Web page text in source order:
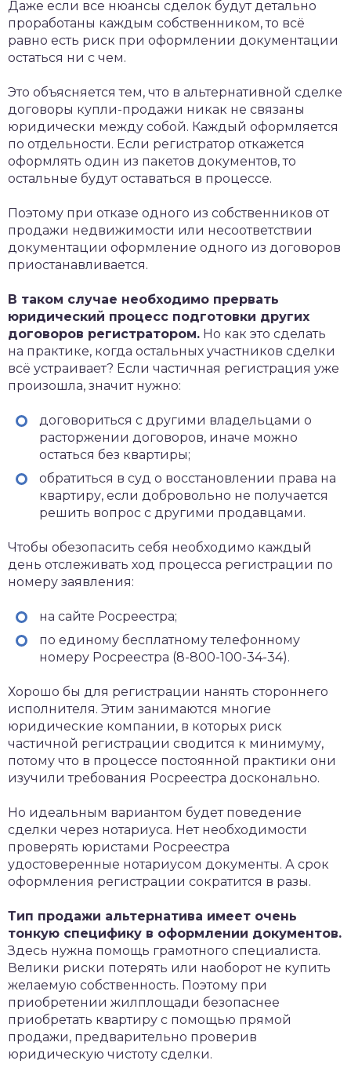
Даже если все нюансы сделок будут детально
проработаны каждым собственником, то всё
равно есть риск при оформлении документации
остаться ни с чем.
Это объясняется тем, что в альтернативной сделке
договоры купли-продажи никак не связаны
юридически между собой. Каждый оформляется
по отдельности. Если регистратор откажется
оформлять один из пакетов документов, то
остальные будут оставаться в процессе.
Поэтому при отказе одного из собственников от
продажи недвижимости или несоответствии
документации оформление одного из договоров
приостанавливается.
В таком случае необходимо прервать
юридический процесс подготовки других
договоров регистратором. Но как это сделать
на практике, когда остальных участников сделки
всё устраивает? Если частичная регистрация уже
произошла, значит нужно:
договориться с другими владельцами о
расторжении договоров, иначе можно
остаться без квартиры;
обратиться в суд о восстановлении права на
квартиру, если добровольно не получается
решить вопрос с другими продавцами.
Чтобы обезопасить себя необходимо каждый
день отслеживать ход процесса регистрации по
номеру заявления:
на сайте Росреестра;
по единому бесплатному телефонному
номеру Росреестра (8-800-100-34-34).
Хорошо бы для регистрации нанять стороннего
исполнителя. Этим занимаются многие
юридические компании, в которых риск
частичной регистрации сводится к минимуму,
потому что в процессе постоянной практики они
изучили требования Росреестра досконально.
Но идеальным вариантом будет поведение
сделки через нотариуса. Нет необходимости
проверять юристами Росреестра
удостоверенные нотариусом документы. А срок
оформления регистрации сократится в разы.
Тип продажи альтернатива имеет очень
тонкую специфику в оформлении документов.
Здесь нужна помощь грамотного специалиста.
Велики риски потерять или наоборот не купить
желаемую собственность. Поэтому при
приобретении жилплощади безопаснее
приобретать квартиру с помощью прямой
продажи, предварительно проверив
юридическую чистоту сделки.